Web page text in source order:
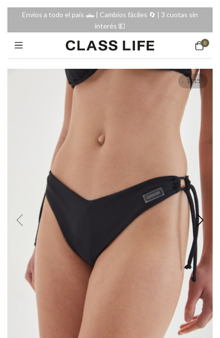
Envíos a todo el país 🛻 | Cambios fáciles 🔄️ | 3 cuotas sin
interés 💵
0
1/15